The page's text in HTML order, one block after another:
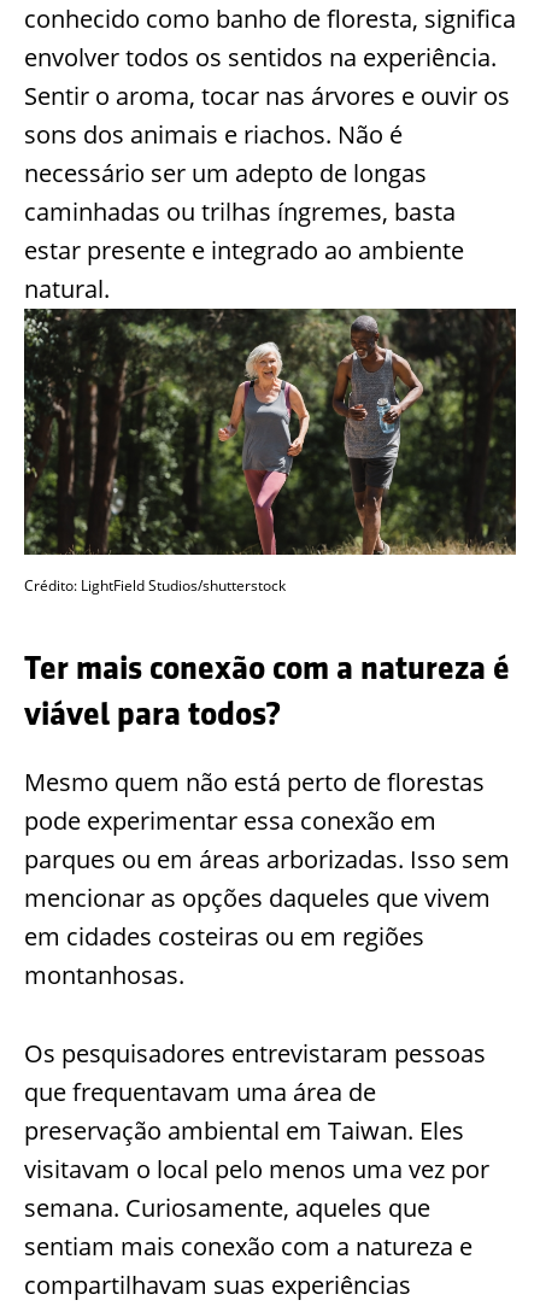
conhecido como banho de floresta, significa
envolver todos os sentidos na experiência.
Sentir o aroma, tocar nas árvores e ouvir os
sons dos animais e riachos. Não é
necessário ser um adepto de longas
caminhadas ou trilhas íngremes, basta
estar presente e integrado ao ambiente
natural.
Crédito: LightField Studios/shutterstock
Ter mais conexão com a natureza é
viável para todos?
Mesmo quem não está perto de florestas
pode experimentar essa conexão em
parques ou em áreas arborizadas. Isso sem
mencionar as opções daqueles que vivem
em cidades costeiras ou em regiões
montanhosas.
Os pesquisadores entrevistaram pessoas
que frequentavam uma área de
preservação ambiental em Taiwan. Eles
visitavam o local pelo menos uma vez por
semana. Curiosamente, aqueles que
sentiam mais conexão com a natureza e
compartilhavam suas experiências